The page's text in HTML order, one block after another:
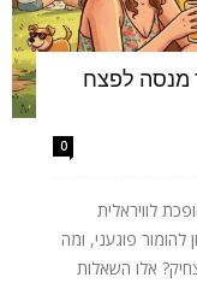
מנסה לפצח
0
לוויראלית
להומור פוגעני, ומה
אלו השאלות